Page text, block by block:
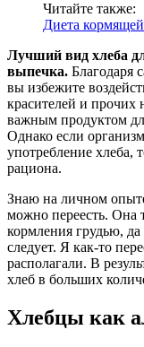
Читайте также:
Диета
Лучший вид хлеба
выпечка. Благодаря
вы избежите
красителей и прочих
важным продуктом
Однако если
употребление хлеба,
рациона.
Знаю на личном
можно переесть. Она
кормления грудью,
следует. Я как-то
располагали. В
хлеб в больших
Хлебцы как